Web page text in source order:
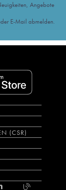
Angebote
E-Mail abmelden.
(CSR)